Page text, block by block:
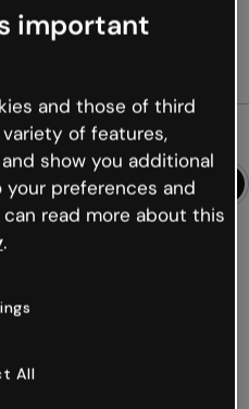
online
important
and those of third
of features,
show you additional
preferences and
read more about this
.
All